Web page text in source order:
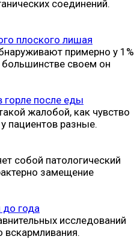
соединений.
плоского лишая
примерно у 1%
своем он
после еды
жалобой, как чувство
пациентов разные.
собой патологический
замещение
до года
исследований
вскармливания.